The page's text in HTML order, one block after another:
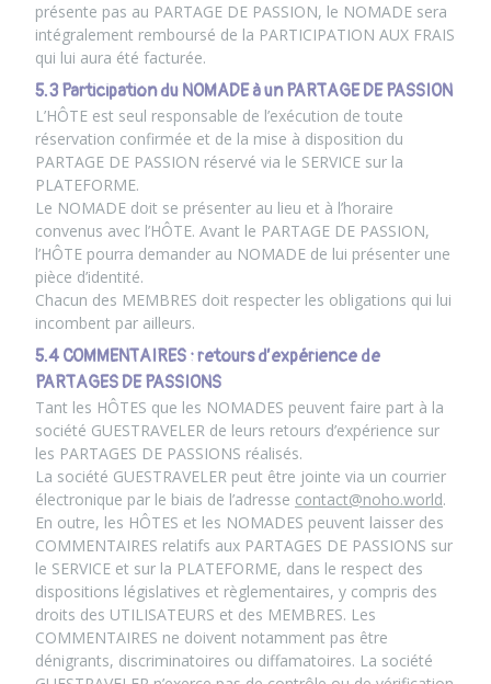
présente pas au PARTAGE DE PASSION, le NOMADE sera
intégralement remboursé de la PARTICIPATION AUX FRAIS
qui lui aura été facturée.
5.3 Participation du NOMADE à un PARTAGE DE PASSION
L’HÔTE est seul responsable de l’exécution de toute
réservation confirmée et de la mise à disposition du
PARTAGE DE PASSION réservé via le SERVICE sur la
PLATEFORME.
Le NOMADE doit se présenter au lieu et à l’horaire
convenus avec l’HÔTE. Avant le PARTAGE DE PASSION,
l’HÔTE pourra demander au NOMADE de lui présenter une
pièce d’identité.
Chacun des MEMBRES doit respecter les obligations qui lui
incombent par ailleurs.
5.4 COMMENTAIRES : retours d’expérience de
PARTAGES DE PASSIONS
Tant les HÔTES que les NOMADES peuvent faire part à la
société GUESTRAVELER de leurs retours d’expérience sur
les PARTAGES DE PASSIONS réalisés.
La société GUESTRAVELER peut être jointe via un courrier
électronique par le biais de l’adresse contact@noho.world.
En outre, les HÔTES et les NOMADES peuvent laisser des
COMMENTAIRES relatifs aux PARTAGES DE PASSIONS sur
le SERVICE et sur la PLATEFORME, dans le respect des
dispositions législatives et règlementaires, y compris des
droits des UTILISATEURS et des MEMBRES. Les
COMMENTAIRES ne doivent notamment pas être
dénigrants, discriminatoires ou diffamatoires. La société